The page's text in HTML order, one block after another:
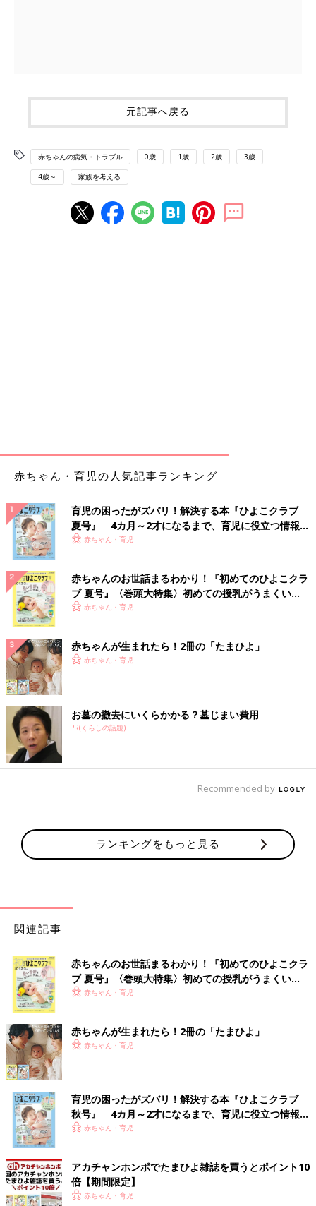
元記事へ戻る
赤ちゃんの病気・トラブル 0歳 1歳 2歳 3歳
4歳～ 家族を考える
赤ちゃん・育児の人気記事ランキング
育児の困ったがズバリ！解決する本『ひよこクラブ
夏号』 4カ月～2才になるまで、育児に役立つ情報が
いっぱい！
赤ちゃん・育児
赤ちゃんのお世話まるわかり！『初めてのひよこクラ
ブ 夏号』〈巻頭大特集〉初めての授乳がうまくい
く！ おっぱい・ミルクの基本と夏のトラブル 解決テ
赤ちゃん・育児
赤ちゃんが生まれたら！2冊の「たまひよ」
赤ちゃん・育児
お墓の撤去にいくらかかる？墓じまい費用
PR(くらしの話題)
Recommended by
ランキングをもっと見る
関連記事
赤ちゃんのお世話まるわかり！『初めてのひよこクラ
ブ 夏号』〈巻頭大特集〉初めての授乳がうまくい
く！ おっぱい・ミルクの基本と夏のトラブル 解決テ
赤ちゃん・育児
赤ちゃんが生まれたら！2冊の「たまひよ」
赤ちゃん・育児
育児の困ったがズバリ！解決する本『ひよこクラブ
秋号』 4カ月～2才になるまで、育児に役立つ情報が
いっぱい！
赤ちゃん・育児
アカチャンホンポでたまひよ雑誌を買うとポイント10
倍【期間限定】
赤ちゃん・育児